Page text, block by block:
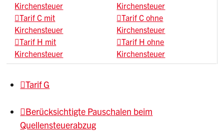
Kirchensteuer
Tarif C mit
Kirchensteuer
Tarif H mit
Kirchensteuer
Kirchensteuer
Tarif C ohne
Kirchensteuer
Tarif H ohne
Kirchensteuer
Tarif G
Berücksichtigte Pauschalen beim
Quellensteuerabzug